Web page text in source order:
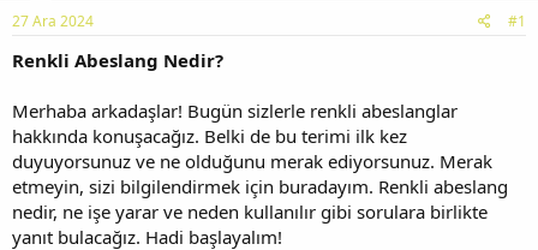
b
a
ş
t
a
n
ç
r
i
h
i
27 Ara 2024 #1
Renkli Abeslang Nedir?
Merhaba arkadaşlar! Bugün sizlerle renkli abeslanglar
hakkında konuşacağız. Belki de bu terimi ilk kez
duyuyorsunuz ve ne olduğunu merak ediyorsunuz. Merak
etmeyin, sizi bilgilendirmek için buradayım. Renkli abeslang
nedir, ne işe yarar ve neden kullanılır gibi sorulara birlikte
yanıt bulacağız. Hadi başlayalım!